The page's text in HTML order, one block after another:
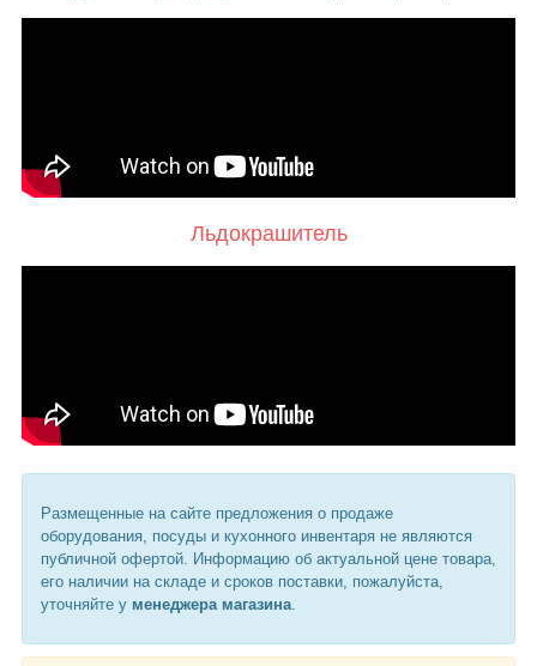
Льдокрашитель
Размещенные на сайте предложения о продаже
оборудования, посуды и кухонного инвентаря не являются
публичной офертой. Информацию об актуальной цене товара,
его наличии на складе и сроков поставки, пожалуйста,
уточняйте у менеджера магазина.